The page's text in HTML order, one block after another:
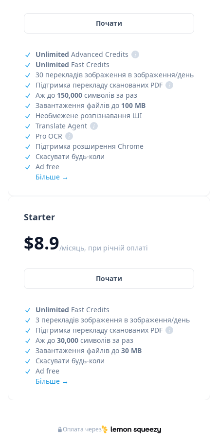
Starter
$8.9/місяць, при річній оплаті
Почати
Unlimited Fast Credits
3 перекладів зображення в зображення/день
Підтримка перекладу сканованих PDF
i
Аж до 30,000 символів за раз
Завантаження файлів до 30 MB
Скасувати будь-коли
Ad free
Більше →
Почати
Unlimited Advanced Credits
i
Unlimited Fast Credits
30 перекладів зображення в зображення/день
Підтримка перекладу сканованих PDF
i
Аж до 150,000 символів за раз
Завантаження файлів до 100 MB
Необмежене розпізнавання ШІ
Translate Agent
i
Pro OCR
i
Підтримка розширення Chrome
Скасувати будь-коли
Ad free
Більше →
Оплата через